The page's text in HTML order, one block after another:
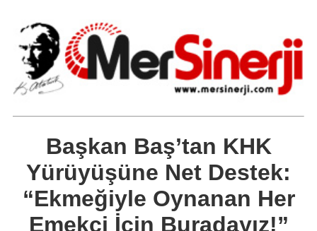
Başkan Baş’tan KHK
Yürüyüşüne Net Destek:
“Ekmeğiyle Oynanan Her
Emekçi İçin Buradayız!”